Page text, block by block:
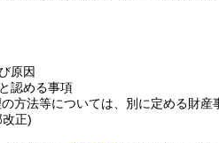
原因
認める事項
方法等については、別に定める財産
正)